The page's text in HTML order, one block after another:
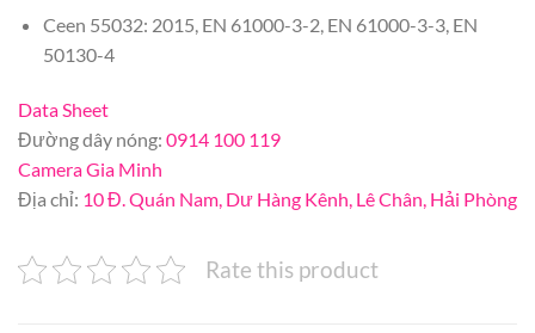
Ceen 55032: 2015, EN 61000-3-2, EN 61000-3-3, EN
50130-4
Data Sheet
Đường dây nóng: 0914 100 119
Camera Gia Minh
Địa chỉ: 10 Đ. Quán Nam, Dư Hàng Kênh, Lê Chân, Hải Phòng
Rate this product